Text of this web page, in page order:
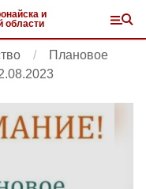
и
области
Плановое